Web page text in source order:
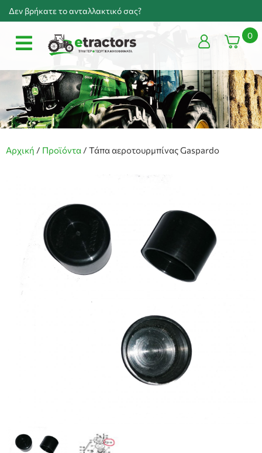
Δεν βρήκατε το ανταλλακτικό σας?
0
Αρχική / Προϊόντα / Τάπα αεροτουρμπίνας Gaspardo